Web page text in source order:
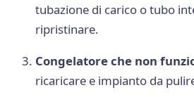
tubazione di carico o tubo
ripristinare.
Congelatore che non
ricaricare e impianto da